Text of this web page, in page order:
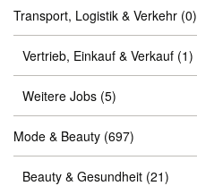
Transport, Logistik & Verkehr (0)
Vertrieb, Einkauf & Verkauf (1)
Weitere Jobs (5)
Mode & Beauty (697)
Beauty & Gesundheit (21)